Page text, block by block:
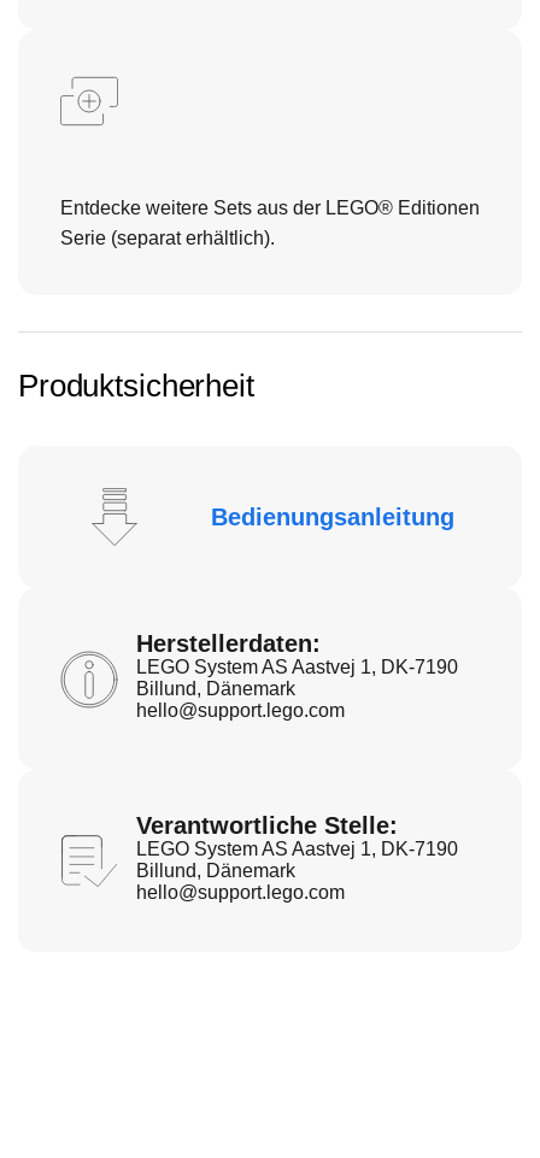
Entdecke weitere Sets aus der LEGO® Editionen
Serie (separat erhältlich).
Produktsicherheit
Bedienungsanleitung
Herstellerdaten:
LEGO System AS Aastvej 1, DK-7190
Billund, Dänemark
hello@support.lego.com
Verantwortliche Stelle:
LEGO System AS Aastvej 1, DK-7190
Billund, Dänemark
hello@support.lego.com